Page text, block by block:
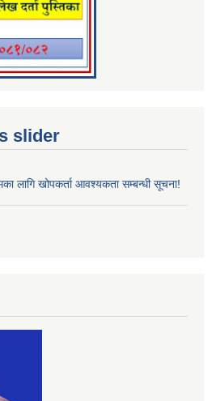
slider
लागि खोपकर्ता आवश्यकता सम्बन्धी सूचना!